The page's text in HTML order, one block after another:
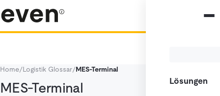
Lösungen
Home/Logistik Glossar/MES-Terminal
MES-Terminal